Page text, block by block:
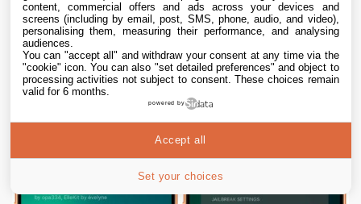
Le prix de l’iPhone 17 augmenterait dans
quelques jours
8 Aug. 2026 • 7:00
content, commercial offers and ads across your devices and
screens (including by email, post, SMS, phone, audio, and video),
personalising them, measuring their performance, and analysing
audiences.
You can "accept all" and withdraw your consent at any time via the
"cookie" icon. You can also "set detailed preferences" and object to
processing activities not subject to consent. These choices remain
valid for 6 months.
powered by
Set your choices
Accept all